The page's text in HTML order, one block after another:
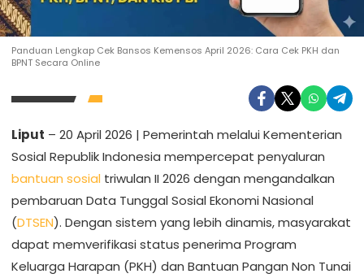
Panduan Lengkap Cek Bansos Kemensos April 2026: Cara Cek PKH dan
BPNT Secara Online
Liput – 20 April 2026 | Pemerintah melalui Kementerian
Sosial Republik Indonesia mempercepat penyaluran
bantuan sosial triwulan II 2026 dengan mengandalkan
pembaruan Data Tunggal Sosial Ekonomi Nasional
(DTSEN). Dengan sistem yang lebih dinamis, masyarakat
dapat memverifikasi status penerima Program
Keluarga Harapan (PKH) dan Bantuan Pangan Non Tunai